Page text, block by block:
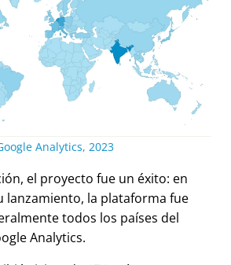
Analytics, 2023
el proyecto fue un éxito: en
lanzamiento, la plataforma fue
todos los países del
Analytics.